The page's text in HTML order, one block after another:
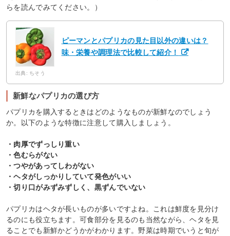
らを読んでみてください。）
ピーマンとパプリカの見た目以外の違いは？
味・栄養や調理法で比較して紹介！
出典: ちそう
新鮮なパプリカの選び方
パプリカを購入するときはどのようなものが新鮮なのでしょう
か。以下のような特徴に注意して購入しましょう。
・肉厚でずっしり重い
・色むらがない
・つやがあってしわがない
・ヘタがしっかりしていて発色がいい
・切り口がみずみずしく、黒ずんでいない
パプリカはヘタが長いものが多いですよね。これは鮮度を見分け
るのにも役立ちます。可食部分を見るのも当然ながら、ヘタを見
ることでも新鮮かどうかがわかります。野菜は時期でいうと旬が